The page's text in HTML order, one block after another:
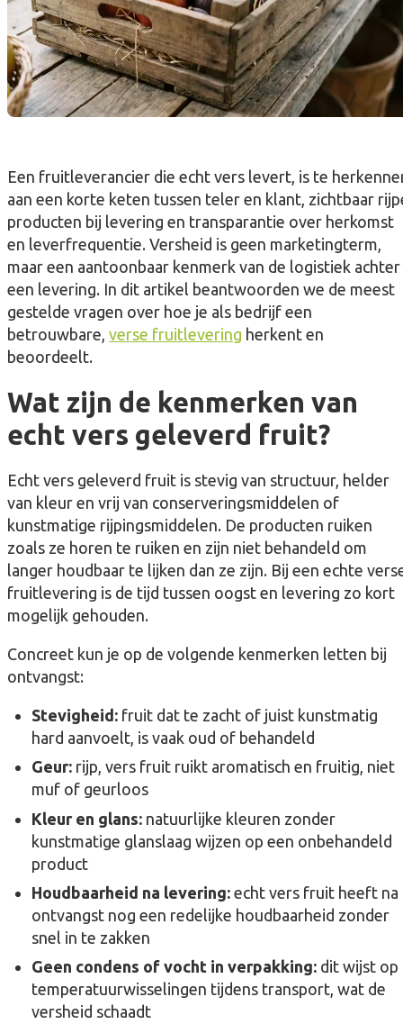
Een fruitleverancier die echt vers levert, is te
aan een korte keten tussen teler en klant, zichtbaar
producten bij levering en transparantie over herkomst
en leverfrequentie. Versheid is geen marketingterm,
maar een aantoonbaar kenmerk van de logistiek achter
een levering. In dit artikel beantwoorden we de meest
gestelde vragen over hoe je als bedrijf een
betrouwbare, verse fruitlevering herkent en
beoordeelt.
Wat zijn de kenmerken van
echt vers geleverd fruit?
Echt vers geleverd fruit is stevig van structuur, helder
van kleur en vrij van conserveringsmiddelen of
kunstmatige rijpingsmiddelen. De producten ruiken
zoals ze horen te ruiken en zijn niet behandeld om
langer houdbaar te lijken dan ze zijn. Bij een echte
fruitlevering is de tijd tussen oogst en levering zo kort
mogelijk gehouden.
Concreet kun je op de volgende kenmerken letten bij
ontvangst:
Stevigheid: fruit dat te zacht of juist kunstmatig
hard aanvoelt, is vaak oud of behandeld
Geur: rijp, vers fruit ruikt aromatisch en fruitig, niet
muf of geurloos
Kleur en glans: natuurlijke kleuren zonder
kunstmatige glanslaag wijzen op een onbehandeld
product
Houdbaarheid na levering: echt vers fruit heeft na
ontvangst nog een redelijke houdbaarheid zonder
snel in te zakken
Geen condens of vocht in verpakking: dit wijst op
temperatuurwisselingen tijdens transport, wat de
versheid schaadt